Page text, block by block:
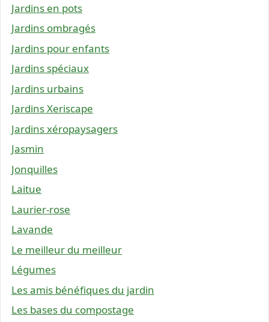
Jardins en pots
Jardins ombragés
Jardins pour enfants
Jardins spéciaux
Jardins urbains
Jardins Xeriscape
Jardins xéropaysagers
Jasmin
Jonquilles
Laitue
Laurier-rose
Lavande
Le meilleur du meilleur
Légumes
Les amis bénéfiques du jardin
Les bases du compostage